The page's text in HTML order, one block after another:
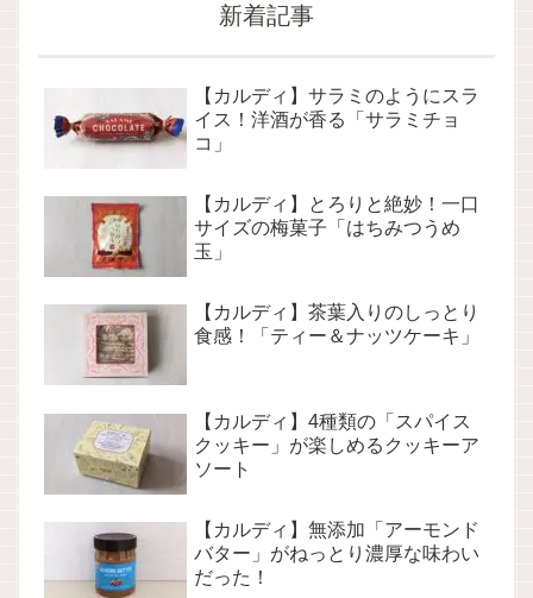
新着記事
【カルディ】サラミのようにスラ
イス！洋酒が香る「サラミチョ
コ」
【カルディ】とろりと絶妙！一口
サイズの梅菓子「はちみつうめ
玉」
【カルディ】茶葉入りのしっとり
食感！「ティー＆ナッツケーキ」
【カルディ】4種類の「スパイス
クッキー」が楽しめるクッキーア
ソート
【カルディ】無添加「アーモンド
バター」がねっとり濃厚な味わい
だった！